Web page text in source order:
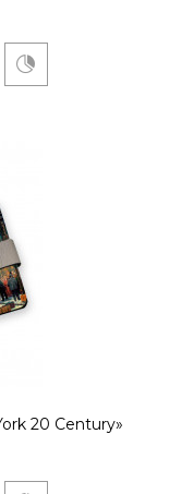
20 Century»